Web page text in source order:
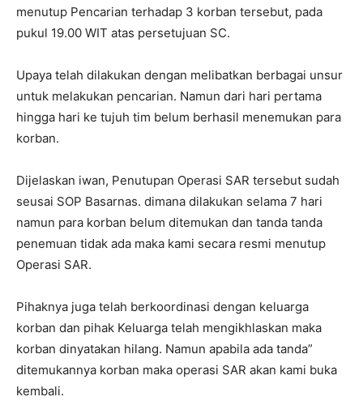
menutup Pencarian terhadap 3 korban tersebut, pada
pukul 19.00 WIT atas persetujuan SC.
Upaya telah dilakukan dengan melibatkan berbagai unsur
untuk melakukan pencarian. Namun dari hari pertama
hingga hari ke tujuh tim belum berhasil menemukan para
korban.
Dijelaskan iwan, Penutupan Operasi SAR tersebut sudah
seusai SOP Basarnas. dimana dilakukan selama 7 hari
namun para korban belum ditemukan dan tanda tanda
penemuan tidak ada maka kami secara resmi menutup
Operasi SAR.
Pihaknya juga telah berkoordinasi dengan keluarga
korban dan pihak Keluarga telah mengikhlaskan maka
korban dinyatakan hilang. Namun apabila ada tanda”
ditemukannya korban maka operasi SAR akan kami buka
kembali.